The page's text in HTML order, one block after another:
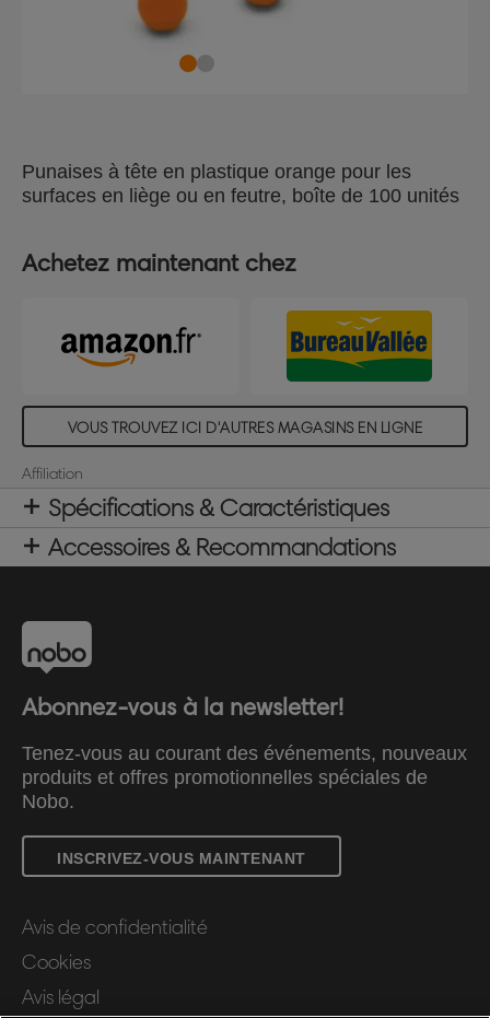
Punaises à tête en plastique orange pour les
surfaces en liège ou en feutre, boîte de 100 unités
Achetez maintenant chez
VOUS TROUVEZ ICI D'AUTRES MAGASINS EN LIGNE
Affiliation
Spécifications & Caractéristiques
Accessoires & Recommandations
Abonnez-vous à la newsletter!
Tenez-vous au courant des événements, nouveaux
produits et offres promotionnelles spéciales de
Nobo.
INSCRIVEZ-VOUS MAINTENANT
Avis de confidentialité
Cookies
Avis légal